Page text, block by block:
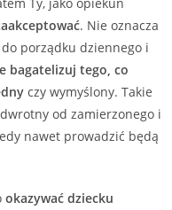
. Nie oznacza
porządku dziennego i
bagatelizuj tego, co
czy wymyślony. Takie
od zamierzonego i
nawet prowadzić będą
okazywać dziecku